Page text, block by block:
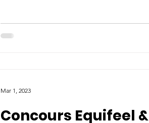
Concours Equifeel &
Mar 1, 2023